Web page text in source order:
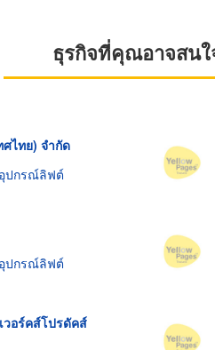
ธุรกิจที่คุณอาจสนใ
ไทย) จำกัด
ปกรณ์ลิฟต์
ปกรณ์ลิฟต์
อร์คส์โปรดัคส์